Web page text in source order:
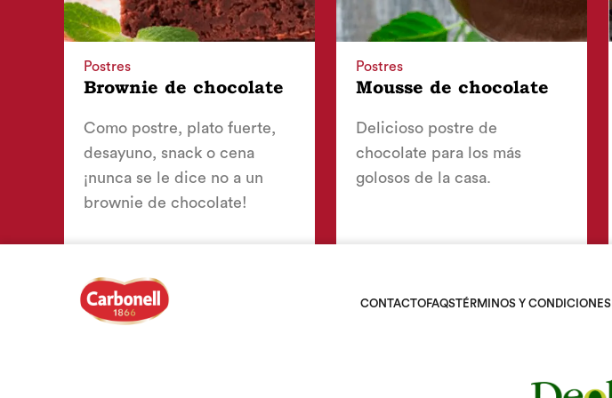
Postres
Brownie de chocolate
Como postre, plato fuerte,
desayuno, snack o cena
¡nunca se le dice no a un
brownie de chocolate!
Postres
Mousse de chocolate
Delicioso postre de
chocolate para los más
golosos de la casa.
CONTACTOFAQSTÉRMINOS Y CONDICIONES